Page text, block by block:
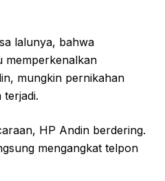
lalunya, bahwa
memperkenalkan
mungkin pernikahan
HP Andin berdering.
mengangkat telpon